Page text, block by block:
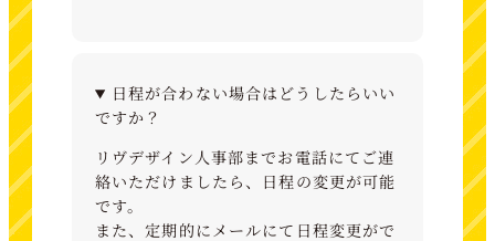
日程が合わない場合はどうしたらいい
ですか？
リヴデザイン人事部までお電話にてご連
絡いただけましたら、日程の変更が可能
です。
また、定期的にメールにて日程変更がで